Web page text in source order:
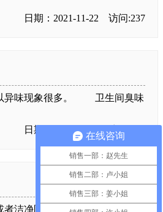
日期：2021-11-22 访问:237
以异味现象很多。 卫生间臭味
日期：2021-11-22 访问:243
洁净区的污染降到最低程度。
在线咨询
销售一部：赵先生
销售二部：卢小姐
销售三部：姜小姐